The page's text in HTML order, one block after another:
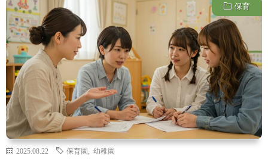
保育
2025.08.22 保育園 幼稚園